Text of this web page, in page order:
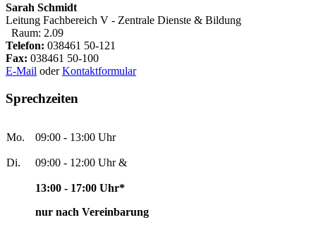
Sarah Schmidt
Leitung Fachbereich V - Zentrale Dienste & Bildung
Raum: 2.09
Telefon: 038461 50-121
Fax: 038461 50-100
E-Mail oderKontaktformular
Sprechzeiten
Mo. 09:00 - 13:00 Uhr
Di. 09:00 - 12:00 Uhr &
13:00 - 17:00 Uhr*
nur nach Vereinbarung